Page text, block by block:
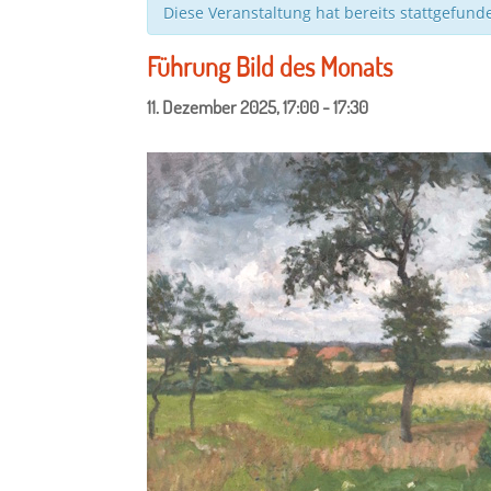
Diese Veranstaltung hat bereits
Führung Bild des Monats
11. Dezember 2025, 17:00-17:30